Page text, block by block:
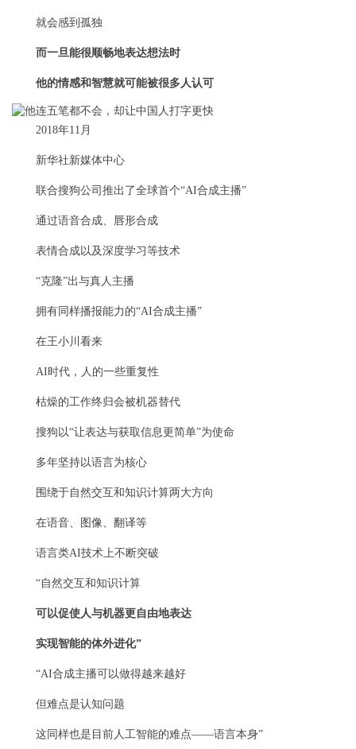
就会感到孤独
而一旦能很顺畅地表达想法时
他的情感和智慧就可能被很多人认可
2018年11月
新华社新媒体中心
联合搜狗公司推出了全球首个“AI合成主播”
通过语音合成、唇形合成
表情合成以及深度学习等技术
“克隆”出与真人主播
拥有同样播报能力的“AI合成主播”
在王小川看来
AI时代，人的一些重复性
枯燥的工作终归会被机器替代
搜狗以“让表达与获取信息更简单”为使命
多年坚持以语言为核心
围绕于自然交互和知识计算两大方向
在语音、图像、翻译等
语言类AI技术上不断突破
“自然交互和知识计算
可以促使人与机器更自由地表达
实现智能的体外进化”
“AI合成主播可以做得越来越好
但难点是认知问题
这同样也是目前人工智能的难点——语言本身”